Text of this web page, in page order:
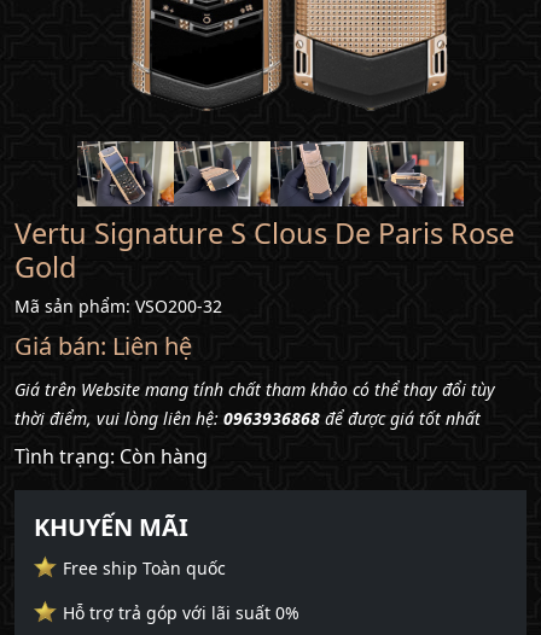
Vertu Signature S Clous De Paris Rose
Gold
Mã sản phẩm: VSO200-32
Giá bán: Liên hệ
Giá trên Website mang tính chất tham khảo có thể thay đổi tùy
thời điểm, vui lòng liên hệ: 0963936868 để được giá tốt nhất
Tình trạng: Còn hàng
KHUYẾN MÃI
Free ship Toàn quốc
Hỗ trợ trả góp với lãi suất 0%